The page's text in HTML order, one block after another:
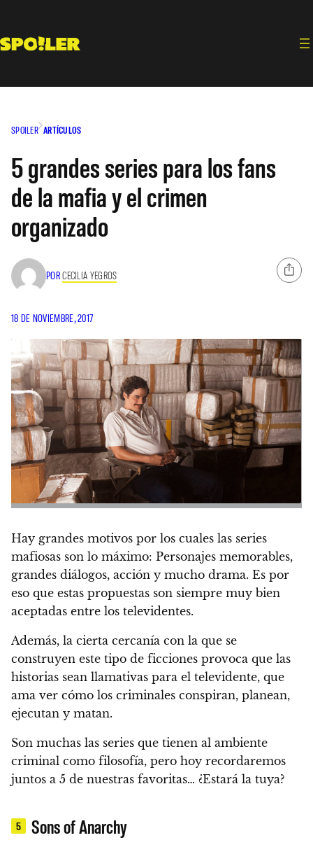
contenido
SPOILER ARTÍCULOS
5 grandes series para los fans
de la mafia y el crimen
organizado
PORCECILIA YEGROS
18 DE NOVIEMBRE, 2017
Hay grandes motivos por los cuales las series
mafiosas son lo máximo: Personajes memorables,
grandes diálogos, acción y mucho drama. Es por
eso que estas propuestas son siempre muy bien
aceptadas entre los televidentes.
Además, la cierta cercanía con la que se
construyen este tipo de ficciones provoca que las
historias sean llamativas para el televidente, que
ama ver cómo los criminales conspiran, planean,
ejecutan y matan.
Son muchas las series que tienen al ambiente
criminal como filosofía, pero hoy recordaremos
juntos a 5 de nuestras favoritas… ¿Estará la tuya?
5 Sons of Anarchy